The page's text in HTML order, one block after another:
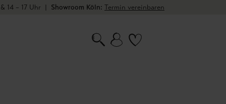
14 – 17 Uhr | Showroom Köln: Termin vereinbaren